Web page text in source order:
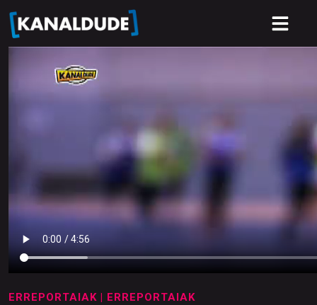
ERREPORTAIAK | ERREPORTAIAK